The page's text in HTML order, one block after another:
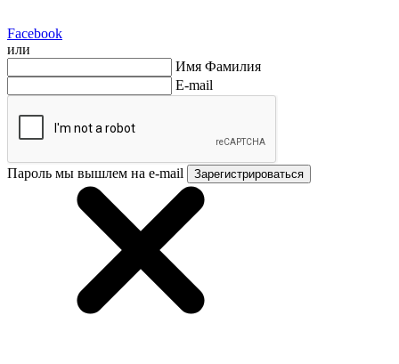
Facebook
или
Имя Фамилия
E-mail
Пароль мы вышлем на e-mail Зарегистрироваться